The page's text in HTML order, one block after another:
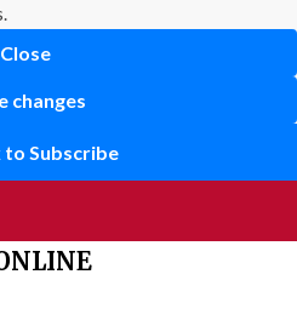
Close
changes
to Subscribe